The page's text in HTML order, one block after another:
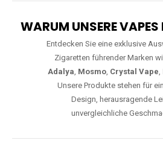
WARUM UNSERE VAPES
Entdecken Sie eine exklusive
Zigaretten führender Marken
Adalya, Mosmo, Crystal Vape,
Unsere Produkte stehen für
Design, herausragende
unvergleichliche